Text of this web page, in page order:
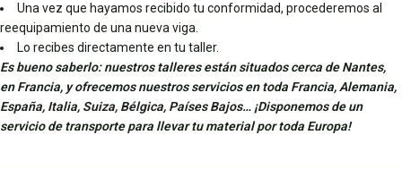
Una vez que hayamos recibido tu conformidad, procederemos al
reequipamiento de una nueva viga.
Lo recibes directamente en tu taller.
Es bueno saberlo: nuestros talleres están situados cerca de Nantes,
en Francia, y ofrecemos nuestros servicios en toda Francia, Alemania,
España, Italia, Suiza, Bélgica, Países Bajos… ¡Disponemos de un
servicio de transporte para llevar tu material por toda Europa!